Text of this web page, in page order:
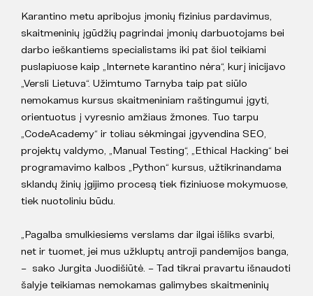
Karantino metu apribojus įmonių fizinius pardavimus,
skaitmeninių įgūdžių pagrindai įmonių darbuotojams bei
darbo ieškantiems specialistams iki pat šiol teikiami
puslapiuose kaip „Internete karantino nėra“, kurį inicijavo
„Versli Lietuva“. Užimtumo Tarnyba taip pat siūlo
nemokamus kursus skaitmeniniam raštingumui įgyti,
orientuotus į vyresnio amžiaus žmones. Tuo tarpu
„CodeAcademy“ ir toliau sėkmingai įgyvendina SEO,
projektų valdymo, „Manual Testing“, „Ethical Hacking“ bei
programavimo kalbos „Python“ kursus, užtikrinandama
sklandų žinių įgijimo procesą tiek fiziniuose mokymuose,
tiek nuotoliniu būdu.
„Pagalba smulkiesiems verslams dar ilgai išliks svarbi,
net ir tuomet, jei mus užkluptų antroji pandemijos banga,
– sako Jurgita Juodišiūtė. – Tad tikrai pravartu išnaudoti
šalyje teikiamas nemokamas galimybes skaitmeninių